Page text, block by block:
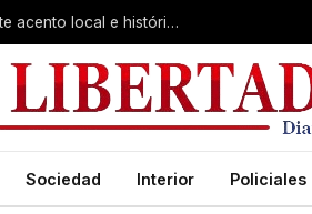
Virasoro inauguró la 7ª Feria del Libro con un fuerte acento local e histórico
Sociedad Interior Policiales